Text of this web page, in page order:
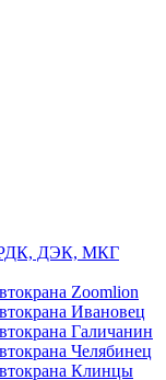
РДК, ДЭК, МКГ
Zoomlion
Ивановец
Галичанин
Челябинец
Клинцы